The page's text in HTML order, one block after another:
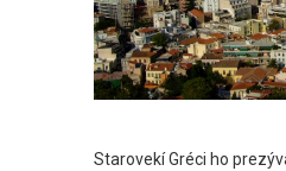
Starovekí Gréci ho